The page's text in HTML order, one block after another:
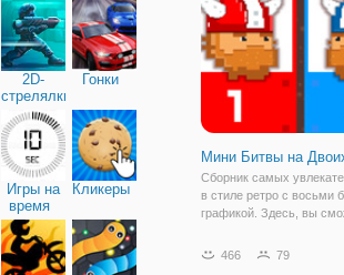
2D-
стрелялки
Гонки
Игры на
время
Кликеры
Мини Битвы на
Сборник самых
в стиле ретро с восьми
графикой. Здесь, вы
разных жанров — от
466 79